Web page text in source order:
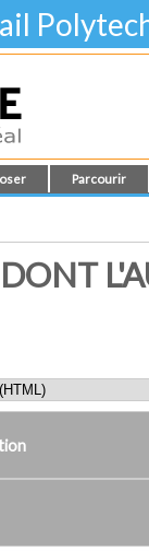
Parcourir